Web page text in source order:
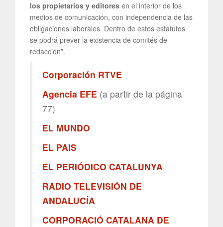
los propietarios y editores en el interior de los
medios de comunicación, con independencia de las
obligaciones laborales. Dentro de estos estatutos
se podrá prever la existencia de comités de
redacción”.
Corporación RTVE
Agencia EFE (a partir de la página
77)
EL MUNDO
EL PAIS
EL PERIÓDICO CATALUNYA
RADIO TELEVISIÓN DE
ANDALUCÍA
CORPORACIÓ CATALANA DE